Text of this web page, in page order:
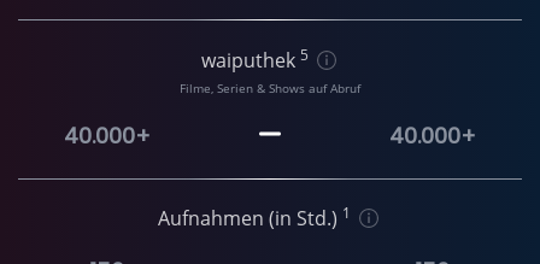
waiputhek 5
Filme, Serien & Shows auf Abruf
40.000+ 40.000+
Aufnahmen (in Std.) 1